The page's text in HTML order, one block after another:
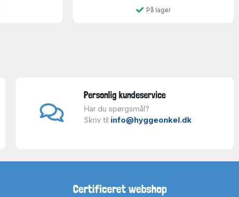
På lager
Personlig kundeservice
Har du spørgsmål?
Skriv til info@hyggeonkel.dk
Certificeret webshop